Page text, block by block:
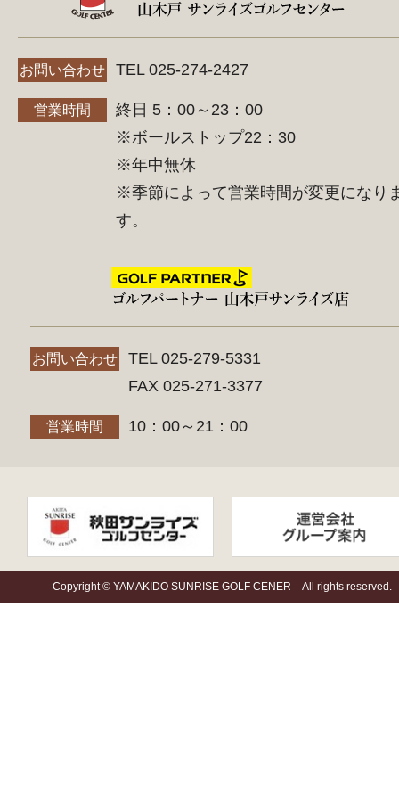
お問い合わせ TEL 025-274-2427
営業時間
終日 5：00～23：00
※ボールストップ22：30
※年中無休
※季節によって営業時間が変更になり
す。
お問い合わせ
TEL 025-279-5331
FAX 025-271-3377
営業時間 10：00～21：00
Copyright © YAMAKIDO SUNRISE GOLF CENER All rights reserved.